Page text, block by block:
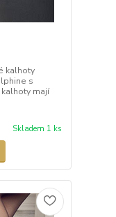
kalhoty
s
mají
Skladem 1 ks